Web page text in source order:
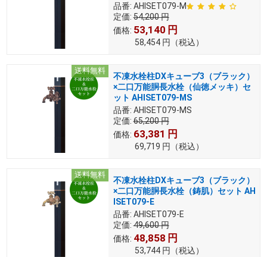
品番: AHISET079-M
定価: 54,200円
価格: 53,140 円
58,454 円 （税込）
送料無料
不凍水栓柱DXキューブ3（ブラック）
×二口万能胴長水栓（仙徳メッキ）セ
ット AHISET079-MS
品番: AHISET079-MS
定価: 65,200円
価格: 63,381 円
69,719 円 （税込）
送料無料
不凍水栓柱DXキューブ3（ブラック）
×二口万能胴長水栓（鋳肌）セット AH
ISET079-E
品番: AHISET079-E
定価: 49,600円
価格: 48,858 円
53,744 円 （税込）